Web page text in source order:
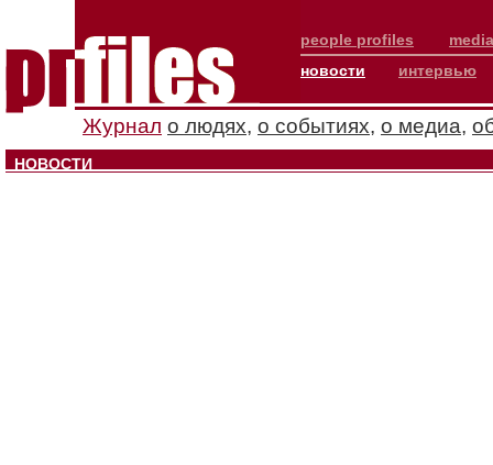
people profiles
новости
интервью
Журнал о людях, о событиях, о медиа,
НОВОСТИ